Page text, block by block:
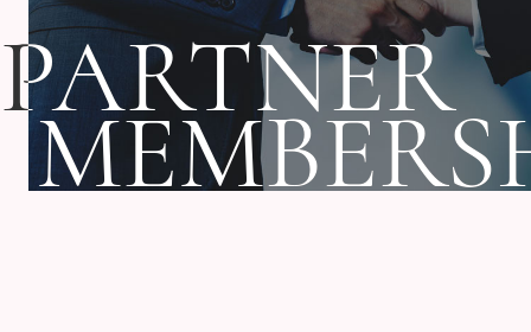
PARTNER
PARTNER